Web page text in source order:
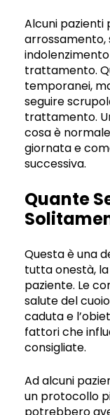
Alcuni pazienti
arrossamento,
trattamento.
temporanei,
seguire
trattamento.
cosa è
giornata e
successiva.
Quante
Questa è una
tutta onestà,
paziente. Le
salute del
caduta e
fattori che
consigliate.
Ad alcuni
un protocollo